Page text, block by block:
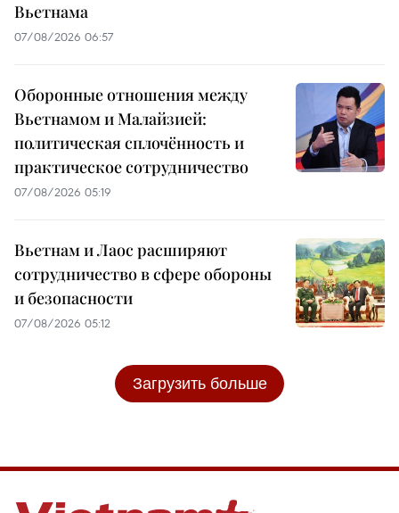
Вьетнама
07/08/2026 06:57
Оборонные отношения между
Вьетнамом и Малайзией:
политическая сплочённость и
практическое сотрудничество
07/08/2026 05:19
Вьетнам и Лаос расширяют
сотрудничество в сфере обороны
и безопасности
07/08/2026 05:12
Загрузить больше